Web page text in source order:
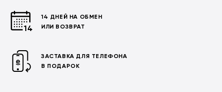
14 ДНЕЙ НА ОБМЕН
ИЛИ ВОЗВРАТ
ЗАСТАВКА ДЛЯ ТЕЛЕФОНА
В ПОДАРОК